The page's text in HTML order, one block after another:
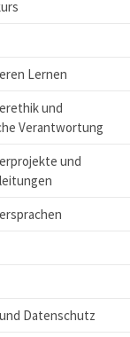
Lernen
und
Verantwortung
und
Datenschutz